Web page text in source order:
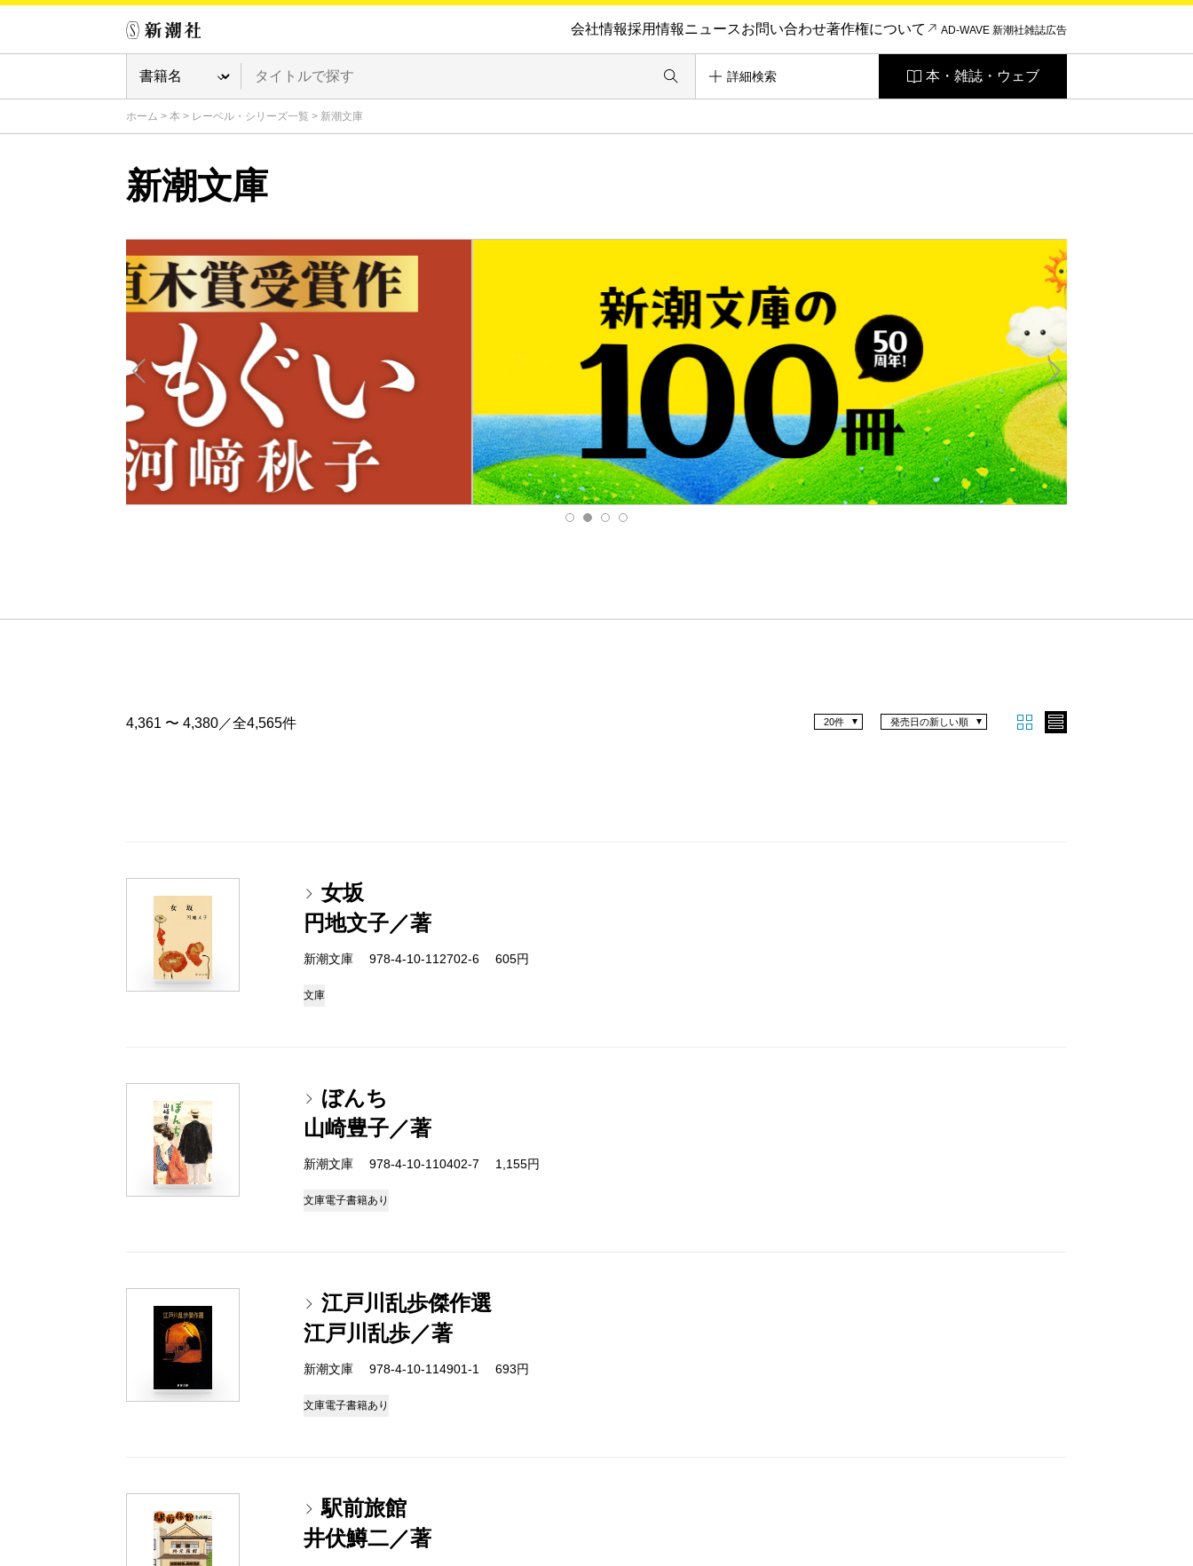
会社情報採用情報ニュースお問い合わせ著作権について AD-WAVE 新潮社雑誌広告
詳細検索 本・雑誌・ウェブ
ホーム > 本 > レーベル・シリーズ一覧 > 新潮文庫
新潮文庫
Pre
v
Nex
t
4,361 〜 4,380／全4,565件 発売日の新しい順
20件
女坂
円地文子／著
新潮文庫 978-4-10-112702-6 605円
文庫
ぼんち
山崎豊子／著
新潮文庫 978-4-10-110402-7 1,155円
文庫電子書籍あり
江戸川乱歩傑作選
江戸川乱歩／著
新潮文庫 978-4-10-114901-1 693円
文庫電子書籍あり
駅前旅館
井伏鱒二／著